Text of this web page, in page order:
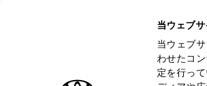
当ウェブ
当ウェブ
わせたコ
定を行っ
オーナーサポート トピ